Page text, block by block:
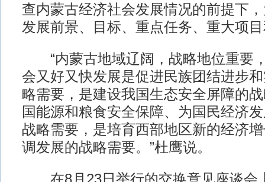
查内蒙古经济社会发展情况的前提下
发展前景、目标、重点任务、重大项
“内蒙古地域辽阔，战略地位重要
会又好又快发展是促进民族团结进步
略需要，是建设我国生态安全屏障的
国能源和粮食安全保障、为国民经济
战略需要，是培育西部地区新的经济
调发展的战略需要。”杜鹰说。